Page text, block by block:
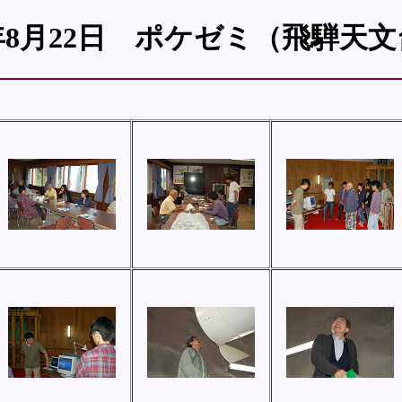
8月22日 ポケゼミ（飛騨天